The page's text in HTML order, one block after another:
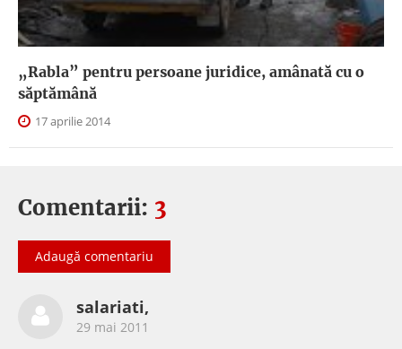
„Rabla” pentru persoane juridice, amânată cu o
săptămână
17 aprilie 2014
Comentarii: 3
Adaugă comentariu
salariati,
29 mai 2011